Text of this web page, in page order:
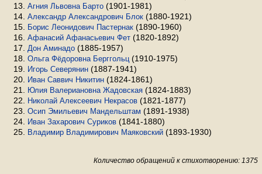
Агния Львовна Барто (1901-1981)
Александр Александрович Блок (1880-1921)
Борис Леонидович Пастернак (1890-1960)
Афанасий Афанасьевич Фет (1820-1892)
Дон Аминадо (1885-1957)
Ольга Фёдоровна Берггольц (1910-1975)
Игорь Северянин (1887-1941)
Иван Саввич Никитин (1824-1861)
Юлия Валериановна Жадовская (1824-1883)
Николай Алексеевич Некрасов (1821-1877)
Осип Эмильевич Мандельштам (1891-1938)
Иван Захарович Суриков (1841-1880)
Владимир Владимирович Маяковский (1893-1930)
Количество обращений к стихотворению: 1375